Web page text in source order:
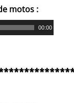
motos :
00:00